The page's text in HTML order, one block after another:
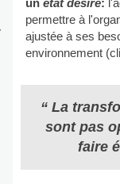
un état désiré:
permettre à
ajustée à ses
environnement
“ La
sont pas
faire